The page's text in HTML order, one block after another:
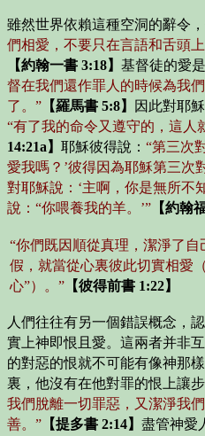
雖然世界依賴這種空洞的辭令，
們相愛，不要只在言語和舌頭
【約翰一書 3:18】 基督徒的愛
督在我們還作罪人的時候為我
了。” 【羅馬書 5:8】
因此對耶
“有了我的命令又遵守的，這人
14:21a】 耶穌彼得說： “第三次
愛我嗎？’彼得因為耶穌第三次
對耶穌說：‘主啊，你是無所不
說：“你喂養我的羊。’” 【約翰
“你們既因順從真理，潔淨了
假，就當從心裏彼此切實相愛
心”）。” 【彼得前書 1:22】
人們往往有另一個錯誤概念，
實上神即恨且愛。這兩者并非
的對惡的恨就不可能有像神那
裏，他沒有在他對罪的恨上讓步
我們脫離一切罪惡，又潔淨我
善。” 【提多書 2:14】 盡管神愛